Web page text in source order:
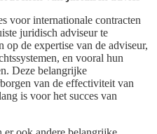
voor internationale contracten
juridisch adviseur te
op de expertise van de adviseur,
en vooral hun
Deze belangrijke
van de effectiviteit van
is voor het succes van